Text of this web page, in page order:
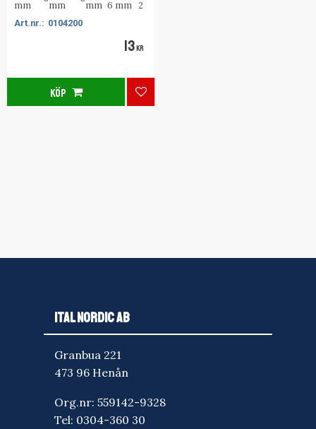
mm
mm
mm 6 mm 2
0104200
13KR
Lägg till i favoriter
KÖP
ITAL NORDIC AB
Granbua 221
473 96 Henån
Org.nr: 559142-9328
Tel: 0304-360 30